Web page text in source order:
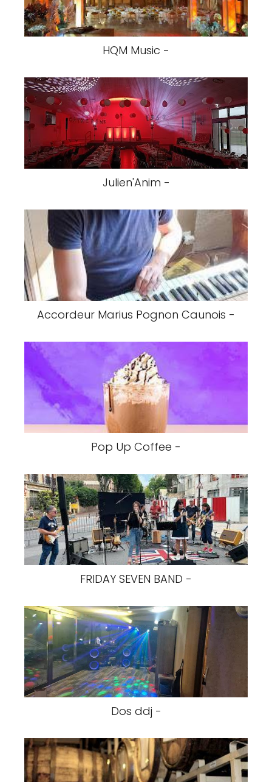
HQM Music -
Julien'Anim -
Accordeur Marius Pognon Caunois -
Pop Up Coffee -
FRIDAY SEVEN BAND -
Dos ddj -